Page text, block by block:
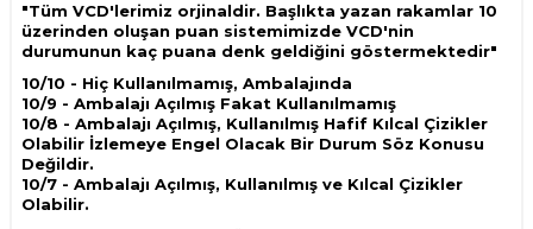
"Tüm VCD'lerimiz orjinaldir. Başlıkta yazan rakamlar 10
üzerinden oluşan puan sistemimizde VCD'nin
durumunun kaç puana denk geldiğini göstermektedir"
10/10 - Hiç Kullanılmamış, Ambalajında
10/9 - Ambalajı Açılmış Fakat Kullanılmamış
10/8 - Ambalajı Açılmış, Kullanılmış Hafif Kılcal Çizikler
Olabilir İzlemeye Engel Olacak Bir Durum Söz Konusu
Değildir.
10/7 - Ambalajı Açılmış, Kullanılmış ve Kılcal Çizikler
Olabilir.